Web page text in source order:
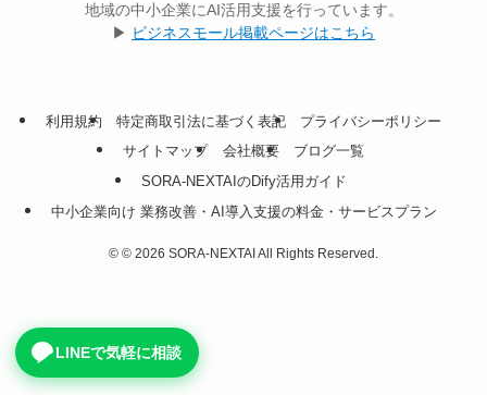
地域の中小企業にAI活用支援を行っています。
▶ ビジネスモール掲載ページはこちら
利用規約 特定商取引法に基づく表記
プライバシーポリシー
サイトマップ
会社概要
ブログ一覧
SORA-NEXTAIのDify活用ガイド
中小企業向け 業務改善・AI導入支援の料金・サービスプラン
© © 2026 SORA-NEXTAI All Rights Reserved.
LINEで気軽に相談